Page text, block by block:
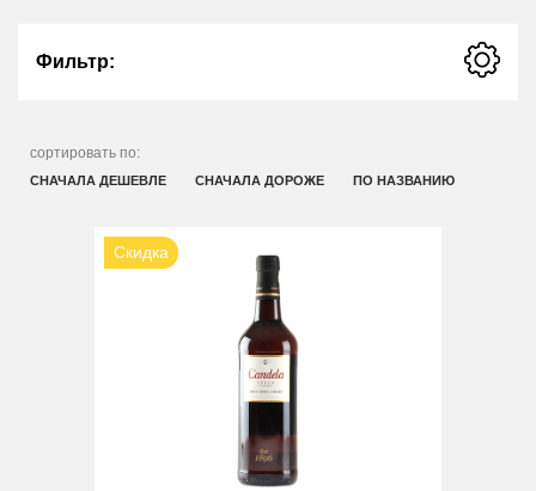
Фильтр:
сортировать по:
СНАЧАЛА ДЕШЕВЛЕ СНАЧАЛА ДОРОЖЕ ПО НАЗВАНИЮ
Скидка